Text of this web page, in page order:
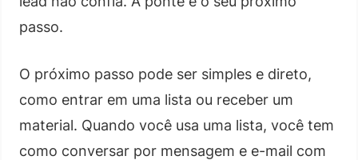
passo.
O próximo passo pode ser simples e direto,
como entrar em uma lista ou receber um
material. Quando você usa uma lista, você tem
como conversar por mensagem e e-mail com